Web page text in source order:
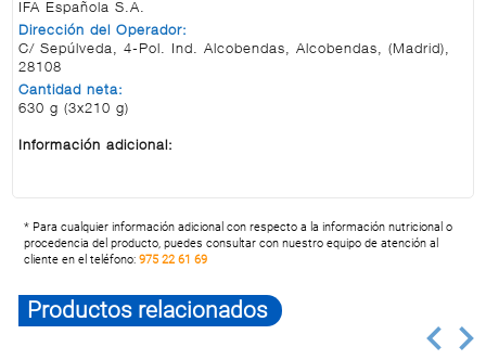
IFA Española S.A.
Dirección del Operador:
C/ Sepúlveda, 4-Pol. Ind. Alcobendas, Alcobendas, (Madrid),
28108
Cantidad neta:
630 g (3x210 g)
Información adicional:
* Para cualquier información adicional con respecto a la información nutricional o
procedencia del producto, puedes consultar con nuestro equipo de atención al
cliente en el teléfono:975 22 61 69
Productos relacionados